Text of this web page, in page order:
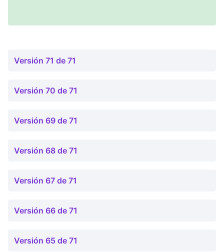
Versión 71 de 71
Versión 70 de 71
Versión 69 de 71
Versión 68 de 71
Versión 67 de 71
Versión 66 de 71
Versión 65 de 71